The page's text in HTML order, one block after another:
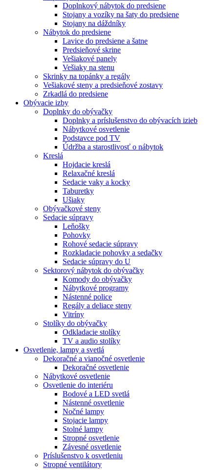
Doplnkový nábytok do predsiene
Stojany a vozíky na šaty do predsiene
Stojany na dáždníky
Nábytok do predsiene
Lavice do predsiene a šatne
Predsieňové skrine
Vešiakové panely
Vešiaky na stenu
Skrinky na topánky a regály
Vešiakové steny a predsieňové zostavy
Zrkadlá do predsiene
Obývacie izby
Doplnky do obývačky
Doplnky a príslušenstvo do obývacích izieb
Nábytkové osvetlenie
Podstavce pod TV
Údržba a starostlivosť o nábytok
Kreslá
Hojdacie kreslá
Relaxačné kreslá
Sedacie vaky a kocky
Taburetky
Ušiaky
Obývačkové steny
Sedacie súpravy
Leňošky
Pohovky
Rohové sedacie súpravy
Rozkladacie pohovky a sedačky
Sedacie súpravy do U
Sektorový nábytok do obývačky
Komody do obývačky
Nábytkové programy
Nástenné police
Regály a deliace steny
Vitríny
Stolíky do obývačky
Odkladacie stolíky
TV a audio stolíky
Osvetlenie, lampy a svetlá
Dekoračné a vianočné osvetlenie
Dekoračné osvetlenie
Nábytkové osvetlenie
Osvetlenie do interiéru
Bodové a LED svetlá
Nástenné osvetlenie
Nočné lampy
Stojacie lampy
Stolné lampy
Stropné osvetlenie
Závesné osvetlenie
Príslušenstvo k osvetleniu
Stropné ventilátory